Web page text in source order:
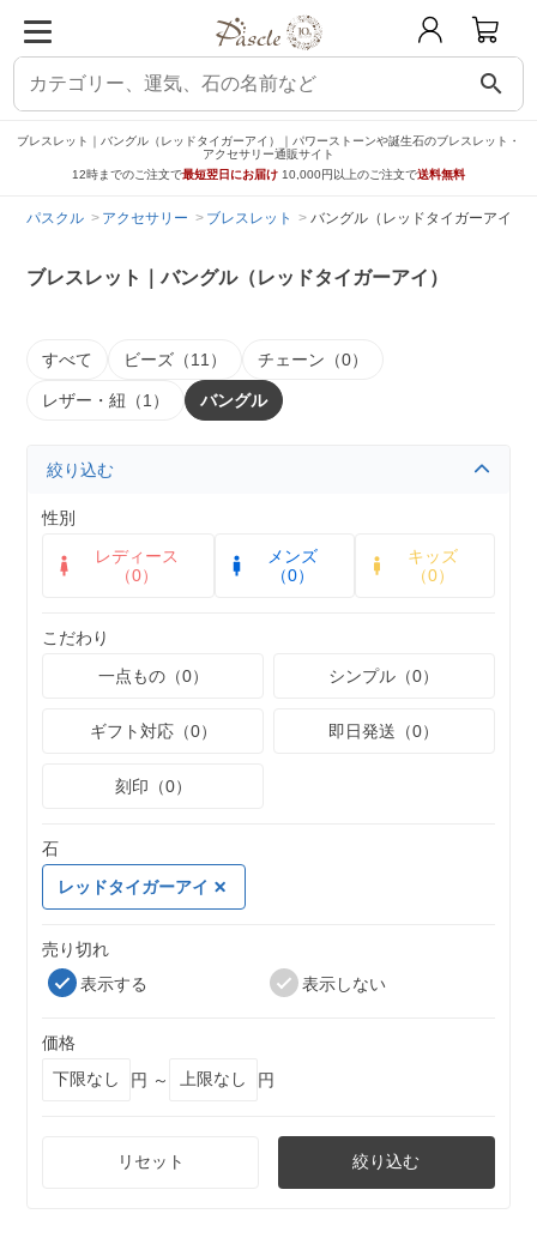
search
ブレスレット｜バングル（レッドタイガーアイ）｜パワーストーンや誕生石のブレスレット・
アクセサリー通販サイト
12時までのご注文で最短翌日にお届け 10,000円以上のご注文で送料無料
パスクル アクセサリー ブレスレット バングル（レッドタイガーアイ）
ブレスレット｜バングル（レッドタイガーアイ）
すべて ビーズ（11） チェーン（0）
レザー・紐（1） バングル
絞り込む
性別
レディース
（0）
メンズ
（0）
キッズ
（0）
こだわり
一点もの（0）
シンプル（0）
ギフト対応（0） 即日発送（0）
刻印（0）
石
レッドタイガーアイ
売り切れ
表示する
表示しない
価格
円 ～
円
リセット 絞り込む